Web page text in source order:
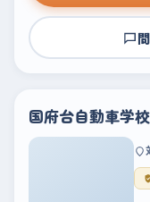
国府台自動車学校